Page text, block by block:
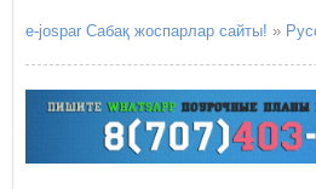
e-jospar Сабақ жоспарлар сайты! »